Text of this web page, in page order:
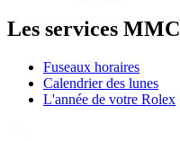
Les services MMC
Fuseaux horaires
Calendrier des lunes
L'année de votre Rolex